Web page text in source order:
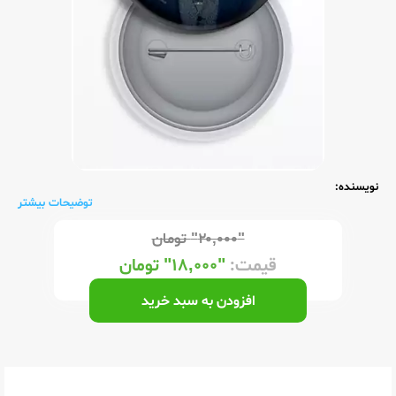
نویسنده:
توضیحات بیشتر
"۲۰,۰۰۰" تومان
قیمت: "۱۸,۰۰۰" تومان
افزودن به سبد خرید